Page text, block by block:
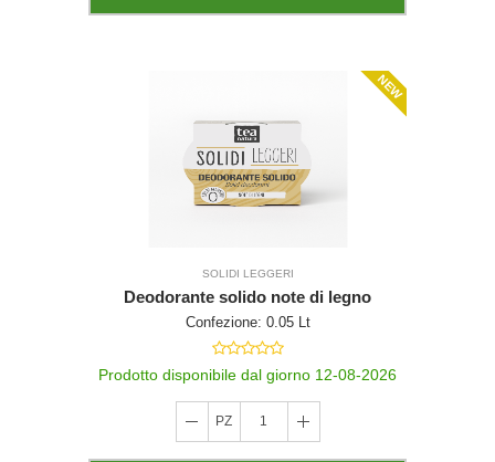
NEW
SOLIDI LEGGERI
Deodorante solido note di legno
Confezione: 0.05 Lt
Prodotto disponibile dal giorno 12-08-2026
PZ 1